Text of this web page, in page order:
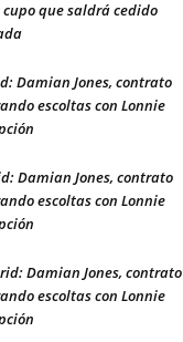
que saldrá cedido
Damian Jones, contrato
escoltas con Lonnie
Damian Jones, contrato
escoltas con Lonnie
Damian Jones, contrato
escoltas con Lonnie